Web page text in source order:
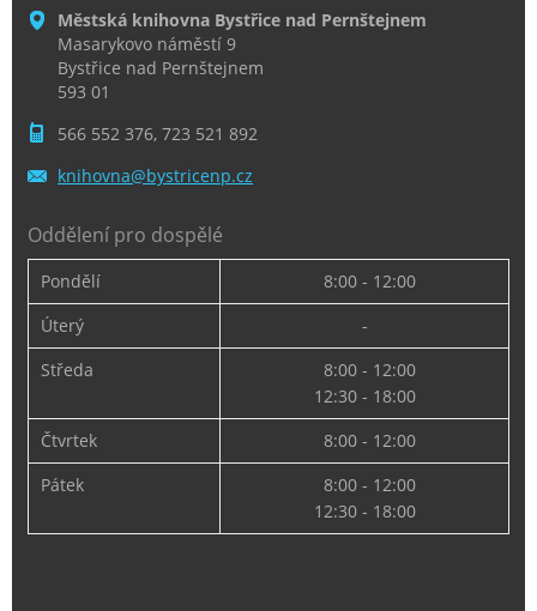
Městská knihovna Bystřice nad Pernštejnem
Masarykovo náměstí 9
Bystřice nad Pernštejnem
593 01
566 552 376, 723 521 892
knihovna@bystricenp.cz
Oddělení pro dospělé
Pondělí
8:00 - 12:00
Úterý
-
Středa
8:00 - 12:00
12:30 - 18:00
Čtvrtek
8:00 - 12:00
Pátek
8:00 - 12:00
12:30 - 18:00